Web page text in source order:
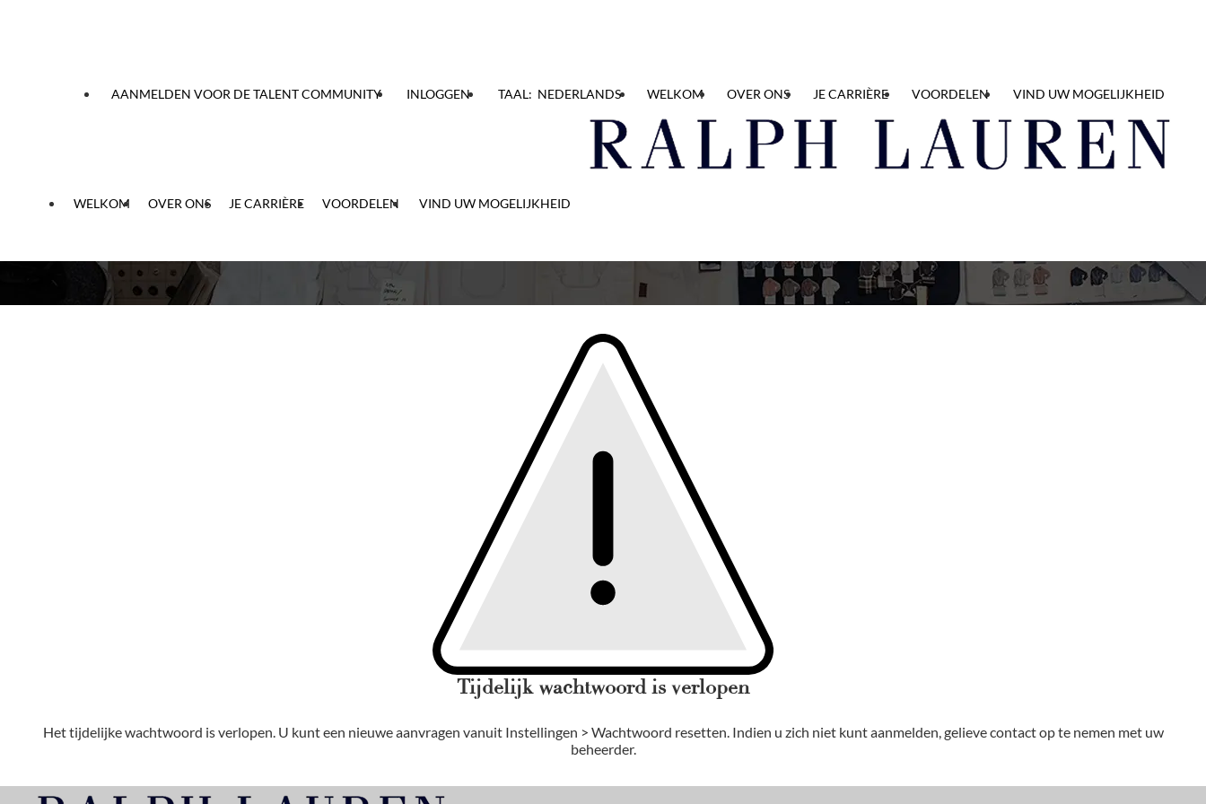
WELKOM OVER ONS JE CARRIÈRE VOORDELEN VIND UW MOGELIJKHEID
AANMELDEN VOOR DE TALENT COMMUNITY INLOGGEN TAAL: NEDERLANDS WELKOM OVER ONS JE CARRIÈRE VOORDELEN VIND UW MOGELIJKHEID
Wachtwoord resetten
Tijdelijk wachtwoord is verlopen
Het tijdelijke wachtwoord is verlopen. U kunt een nieuwe aanvragen vanuit Instellingen > Wachtwoord resetten. Indien u zich niet kunt aanmelden, gelieve contact op te nemen met uw
beheerder.